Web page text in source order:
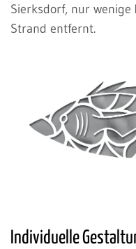
Sierksdorf, nur
Strand entfernt.
Individuelle